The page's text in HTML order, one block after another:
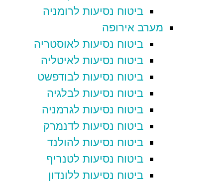
ביטוח נסיעות לרומניה
מערב אירופה
ביטוח נסיעות לאוסטריה
ביטוח נסיעות לאיטליה
ביטוח נסיעות לבודפשט
ביטוח נסיעות לבלגיה
ביטוח נסיעות לגרמניה
ביטוח נסיעות לדנמרק
ביטוח נסיעות להולנד
ביטוח נסיעות לטנריף
ביטוח נסיעות ללונדון